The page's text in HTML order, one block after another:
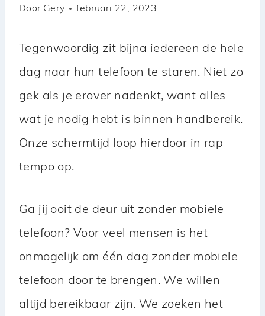
Door Gery februari 22, 2023
Tegenwoordig zit bijna iedereen de hele
dag naar hun telefoon te staren. Niet zo
gek als je erover nadenkt, want alles
wat je nodig hebt is binnen handbereik.
Onze schermtijd loop hierdoor in rap
tempo op.
Ga jij ooit de deur uit zonder mobiele
telefoon? Voor veel mensen is het
onmogelijk om één dag zonder mobiele
telefoon door te brengen. We willen
altijd bereikbaar zijn. We zoeken het